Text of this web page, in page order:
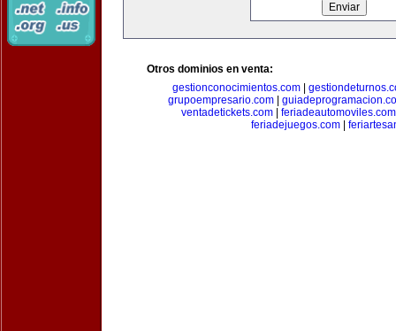
Otros dominios en venta:
gestionconocimientos.com
grupoempresario.com|
ventadetickets.com| feriadeautomoviles.com
feriadejuegos.com